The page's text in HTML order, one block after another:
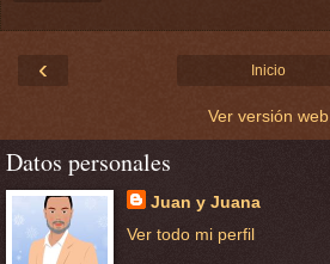
‹ Inicio
Ver versión web
Datos personales
Juan y Juana
Ver todo mi perfil